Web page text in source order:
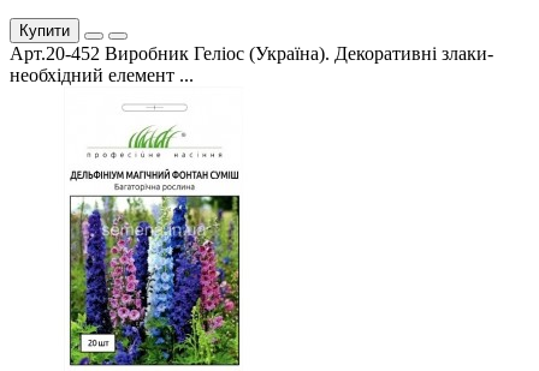
Купити
Арт.20-452 Виробник Геліос (Україна). Декоративні злаки-
необхідний елемент ...